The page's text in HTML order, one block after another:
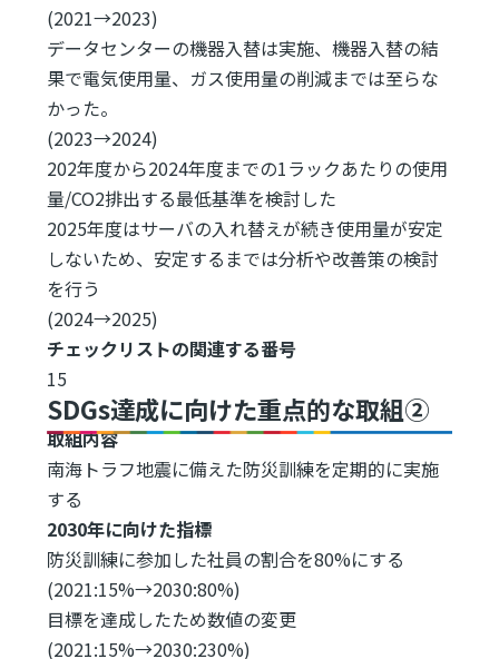
(2021→2023)
データセンターの機器入替は実施、機器入替の結
果で電気使用量、ガス使用量の削減までは至らな
かった。
(2023→2024)
202年度から2024年度までの1ラックあたりの使用
量/CO2排出する最低基準を検討した
2025年度はサーバの入れ替えが続き使用量が安定
しないため、安定するまでは分析や改善策の検討
を行う
(2024→2025)
チェックリストの関連する番号
15
SDGs達成に向けた重点的な取組②
取組内容
南海トラフ地震に備えた防災訓練を定期的に実施
する
2030年に向けた指標
防災訓練に参加した社員の割合を80%にする
(2021:15%→2030:80%)
目標を達成したため数値の変更
(2021:15%→2030:230%)